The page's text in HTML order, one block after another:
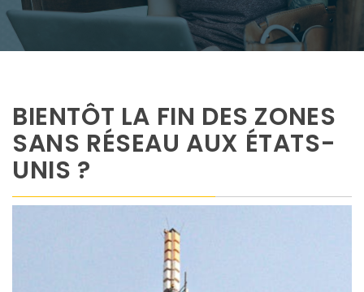
BIENTÔT LA FIN DES ZONES
SANS RÉSEAU AUX ÉTATS-
UNIS ?